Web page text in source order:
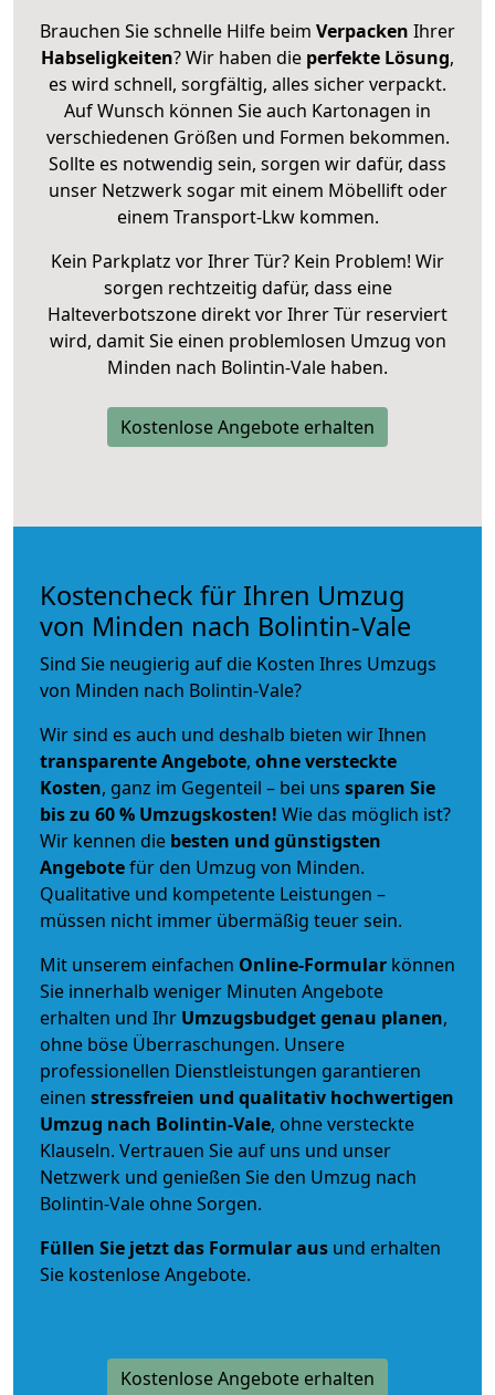
Brauchen Sie schnelle Hilfe beim Verpacken Ihrer
Habseligkeiten? Wir haben die perfekte Lösung,
es wird schnell, sorgfältig, alles sicher verpackt.
Auf Wunsch können Sie auch Kartonagen in
verschiedenen Größen und Formen bekommen.
Sollte es notwendig sein, sorgen wir dafür, dass
unser Netzwerk sogar mit einem Möbellift oder
einem Transport-Lkw kommen.
Kein Parkplatz vor Ihrer Tür? Kein Problem! Wir
sorgen rechtzeitig dafür, dass eine
Halteverbotszone direkt vor Ihrer Tür reserviert
wird, damit Sie einen problemlosen Umzug von
Minden nach Bolintin-Vale haben.
Kostenlose Angebote erhalten
Kostencheck für Ihren Umzug
von Minden nach Bolintin-Vale
Sind Sie neugierig auf die Kosten Ihres Umzugs
von Minden nach Bolintin-Vale?
Wir sind es auch und deshalb bieten wir Ihnen
transparente Angebote, ohne versteckte
Kosten, ganz im Gegenteil – bei uns sparen Sie
bis zu 60 % Umzugskosten! Wie das möglich ist?
Wir kennen die besten und günstigsten
Angebotefür den Umzug von Minden.
Qualitative und kompetente Leistungen –
müssen nicht immer übermäßig teuer sein.
Mit unserem einfachen Online-Formular können
Sie innerhalb weniger Minuten Angebote
erhalten und Ihr Umzugsbudgetgenau planen,
ohne böse Überraschungen. Unsere
professionellen Dienstleistungen garantieren
einen stressfreien und qualitativ hochwertigen
Umzug nach Bolintin-Vale, ohne versteckte
Klauseln. Vertrauen Sie auf uns und unser
Netzwerk und genießen Sie den Umzug nach
Bolintin-Vale ohne Sorgen.
Füllen Sie jetzt das Formular aus und erhalten
Sie kostenlose Angebote.
Kostenlose Angebote erhalten